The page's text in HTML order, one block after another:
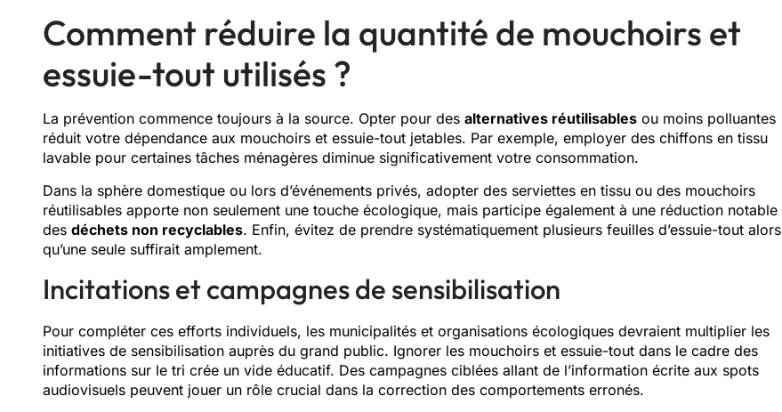
Comment réduire la quantité de mouchoirs et
essuie-tout utilisés ?
La prévention commence toujours à la source. Opter pour des alternatives réutilisables ou moins polluantes
réduit votre dépendance aux mouchoirs et essuie-tout jetables. Par exemple, employer des chiffons en tissu
lavable pour certaines tâches ménagères diminue significativement votre consommation.
Dans la sphère domestique ou lors d’événements privés, adopter des serviettes en tissu ou des mouchoirs
réutilisables apporte non seulement une touche écologique, mais participe également à une réduction notable
des déchets non recyclables. Enfin, évitez de prendre systématiquement plusieurs feuilles d’essuie-tout alors
qu’une seule suffirait amplement.
Incitations et campagnes de sensibilisation
Pour compléter ces efforts individuels, les municipalités et organisations écologiques devraient multiplier les
initiatives de sensibilisation auprès du grand public. Ignorer les mouchoirs et essuie-tout dans le cadre des
informations sur le tri crée un vide éducatif. Des campagnes ciblées allant de l’information écrite aux spots
audiovisuels peuvent jouer un rôle crucial dans la correction des comportements erronés.